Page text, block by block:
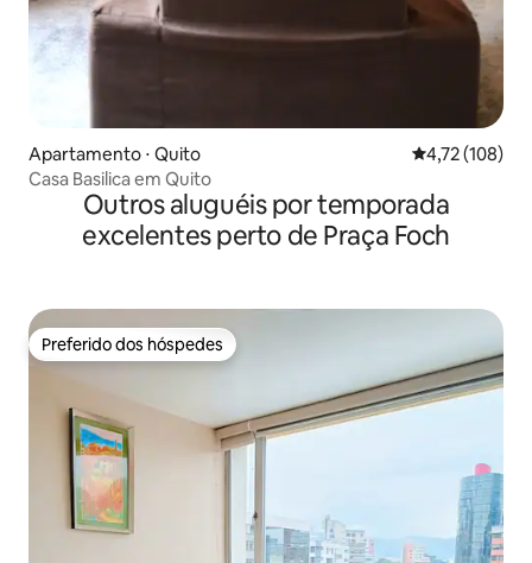
Apartamento ⋅ Quito 4,72 de uma
4,72 (108)
Casa Basilica em Quito
Outros aluguéis por temporada
excelentes perto de Praça Foch
Preferido dos hóspedes
Preferido dos hóspedes